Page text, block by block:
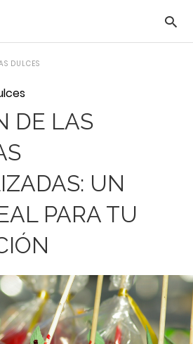
DULCES
DE LAS
UN
PARA TU